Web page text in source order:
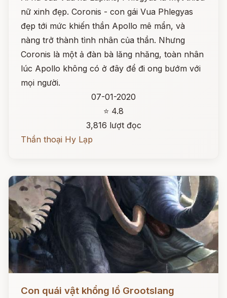
nữ xinh đẹp. Coronis - con gái Vua Phlegyas
đẹp tới mức khiến thần Apollo mê mẩn, và
nàng trở thành tình nhân của thần. Nhưng
Coronis là một ả đàn bà lăng nhăng, toàn nhân
lúc Apollo không có ở đây để đi ong bướm với
mọi người.
07-01-2020
⭐ 4.8
3,816 lượt đọc
Thần thoại Hy Lạp
Con quái vật khổng lồ Grootslang